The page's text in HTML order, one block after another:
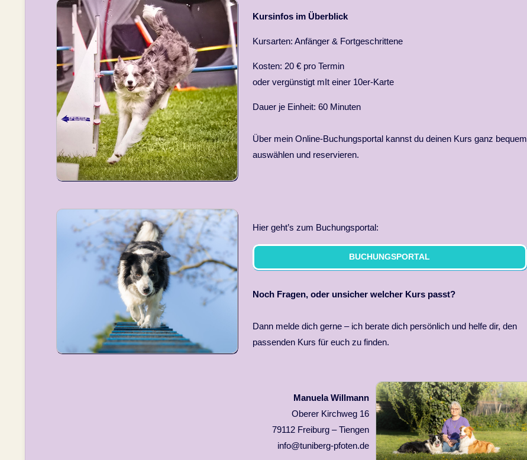
Kursinfos im Überblick
Kursarten: Anfänger & Fortgeschrittene
Kosten: 20 € pro Termin
oder vergünstigt mIt einer 10er-Karte
Dauer je Einheit: 60 Minuten
Über mein Online-Buchungsportal kannst du deinen Kurs ganz bequem
auswählen und reservieren.
Hier geht’s zum Buchungsportal:
BUCHUNGSPORTAL
Noch Fragen, oder unsicher welcher Kurs passt?
Dann melde dich gerne – ich berate dich persönlich und helfe dir, den
passenden Kurs für euch zu finden.
Manuela Willmann
Oberer Kirchweg 16
79112 Freiburg – Tiengen
info@tuniberg-pfoten.de